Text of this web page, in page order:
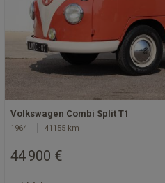
Volkswagen Combi Split T1
1964 41155 km
44 900 €